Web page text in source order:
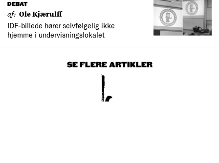
DEBAT
af: Ole Kjærulff
IDF-billede hører selvfølgelig ikke
hjemme i undervisningslokalet
SE FLERE ARTIKLER